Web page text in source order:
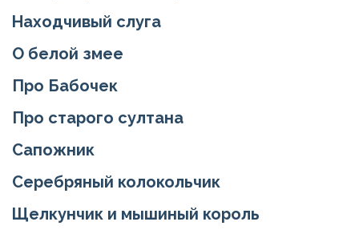
Находчивый слуга
О белой змее
Про Бабочек
Про старого султана
Сапожник
Серебряный колокольчик
Щелкунчик и мышиный король